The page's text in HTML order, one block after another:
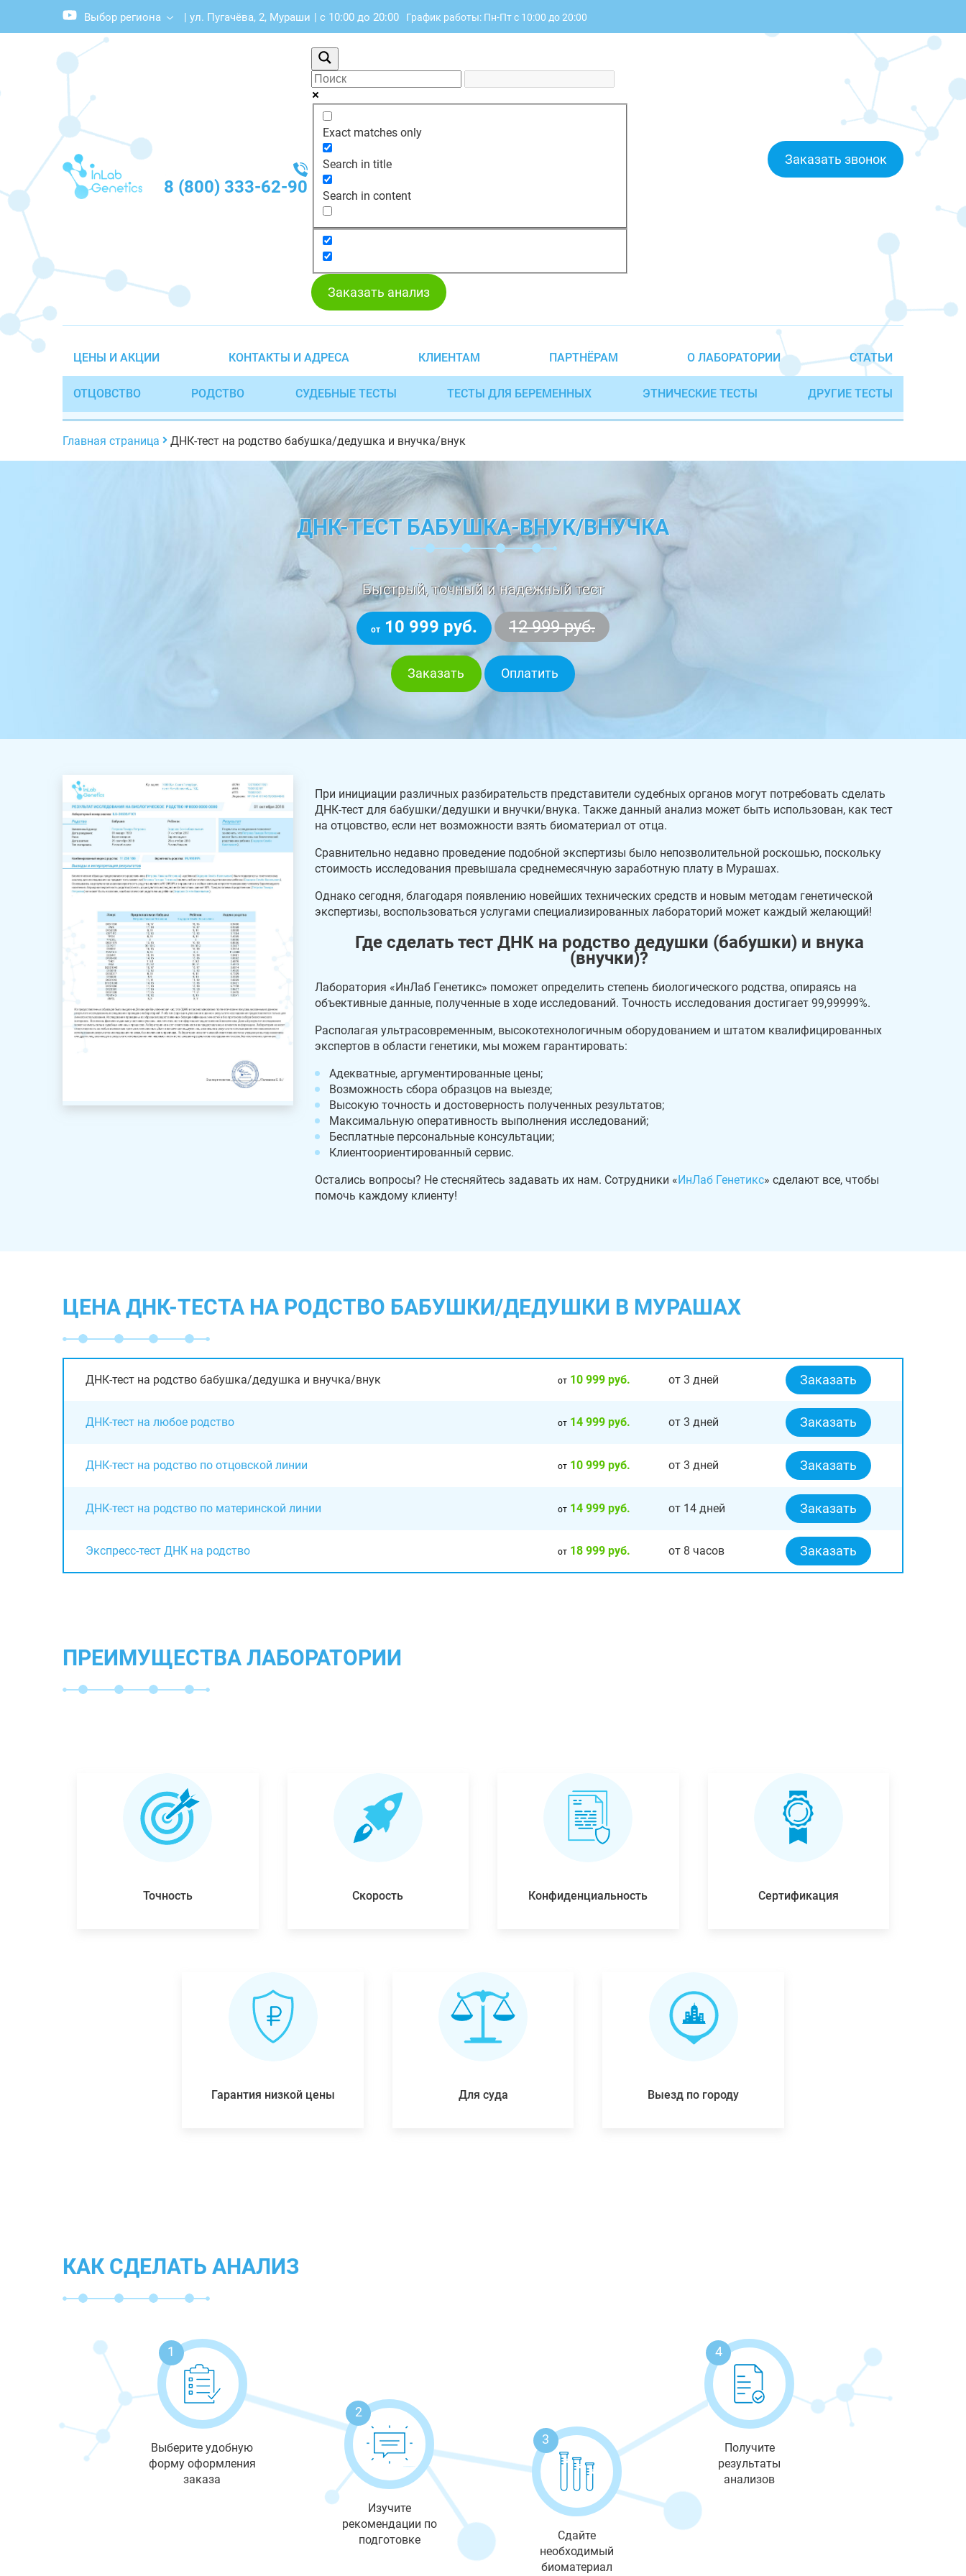
Выбор региона | ул. Пугачёва, 2, Мураши | с 10:00 до 20:00 График работы: Пн-Пт с 10:00 до 20:00
8 (800) 333-62-90
Exact matches only
Search in title
Search in content
Заказать звонок
Заказать анализ
ЦЕНЫ И АКЦИИ КОНТАКТЫ И АДРЕСА КЛИЕНТАМ ПАРТНЁРАМ О ЛАБОРАТОРИИ СТАТЬИ
ОТЦОВСТВО РОДСТВО СУДЕБНЫЕ ТЕСТЫ ТЕСТЫ ДЛЯ БЕРЕМЕННЫХ ЭТНИЧЕСКИЕ ТЕСТЫ ДРУГИЕ ТЕСТЫ
Главная страница ДНК-тест на родство бабушка/дедушка и внучка/внук
ДНК-ТЕСТ БАБУШКА-ВНУК/ВНУЧКА
Быстрый, точный и надежный тест
от 10 999 руб. 12 999 руб.
Заказать Оплатить
При инициации различных разбирательств представители судебных органов могут потребовать сделать
ДНК-тест для бабушки/дедушки и внучки/внука. Также данный анализ может быть использован, как тест
на отцовство, если нет возможности взять биоматериал от отца.
Сравнительно недавно проведение подобной экспертизы было непозволительной роскошью, поскольку
стоимость исследования превышала среднемесячную заработную плату в Мурашах.
Однако сегодня, благодаря появлению новейших технических средств и новым методам генетической
экспертизы, воспользоваться услугами специализированных лабораторий может каждый желающий!
Где сделать тест ДНК на родство дедушки (бабушки) и внука
(внучки)?
Лаборатория «ИнЛаб Генетикс» поможет определить степень биологического родства, опираясь на
объективные данные, полученные в ходе исследований. Точность исследования достигает 99,99999%.
Располагая ультрасовременным, высокотехнологичным оборудованием и штатом квалифицированных
экспертов в области генетики, мы можем гарантировать:
Адекватные, аргументированные цены;
Возможность сбора образцов на выезде;
Высокую точность и достоверность полученных результатов;
Максимальную оперативность выполнения исследований;
Бесплатные персональные консультации;
Клиентоориентированный сервис.
Остались вопросы? Не стесняйтесь задавать их нам. Сотрудники « ИнЛаб Генетикс» сделают все, чтобы
помочь каждому клиенту!
ЦЕНА ДНК-ТЕСТА НА РОДСТВО БАБУШКИ/ДЕДУШКИ В МУРАШАХ
ДНК-тест на родство бабушка/дедушка и внучка/внук от10 999 руб. от 3 дней Заказать
ДНК-тест на любое родство от14 999 руб. от 3 дней Заказать
ДНК-тест на родство по отцовской линии от10 999 руб. от 3 дней Заказать
ДНК-тест на родство по материнской линии от14 999 руб. от 14 дней Заказать
Экспресс-тест ДНК на родство от18 999 руб. от 8 часов Заказать
ПРЕИМУЩЕСТВА ЛАБОРАТОРИИ
Точность Скорость Конфиденциальность Сертификация
Гарантия низкой цены Для суда Выезд по городу
КАК СДЕЛАТЬ АНАЛИЗ
1
Выберите удобную
форму оформления
заказа
2
Изучите
рекомендации по
подготовке
3
Сдайте
необходимый
биоматериал
4
Получите
результаты
анализов